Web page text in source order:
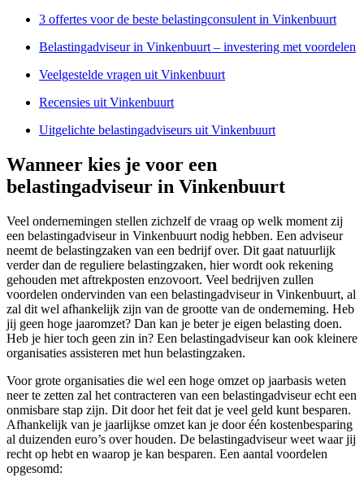
3 offertes voor de beste belastingconsulent in Vinkenbuurt
Belastingadviseur in Vinkenbuurt – investering met voordelen
Veelgestelde vragen uit Vinkenbuurt
Recensies uit Vinkenbuurt
Uitgelichte belastingadviseurs uit Vinkenbuurt
Wanneer kies je voor een
belastingadviseur in Vinkenbuurt
Veel ondernemingen stellen zichzelf de vraag op welk moment zij
een belastingadviseur in Vinkenbuurt nodig hebben. Een adviseur
neemt de belastingzaken van een bedrijf over. Dit gaat natuurlijk
verder dan de reguliere belastingzaken, hier wordt ook rekening
gehouden met aftrekposten enzovoort. Veel bedrijven zullen
voordelen ondervinden van een belastingadviseur in Vinkenbuurt, al
zal dit wel afhankelijk zijn van de grootte van de onderneming. Heb
jij geen hoge jaaromzet? Dan kan je beter je eigen belasting doen.
Heb je hier toch geen zin in? Een belastingadviseur kan ook kleinere
organisaties assisteren met hun belastingzaken.
Voor grote organisaties die wel een hoge omzet op jaarbasis weten
neer te zetten zal het contracteren van een belastingadviseur echt een
onmisbare stap zijn. Dit door het feit dat je veel geld kunt besparen.
Afhankelijk van je jaarlijkse omzet kan je door één kostenbesparing
al duizenden euro’s over houden. De belastingadviseur weet waar jij
recht op hebt en waarop je kan besparen. Een aantal voordelen
opgesomd: